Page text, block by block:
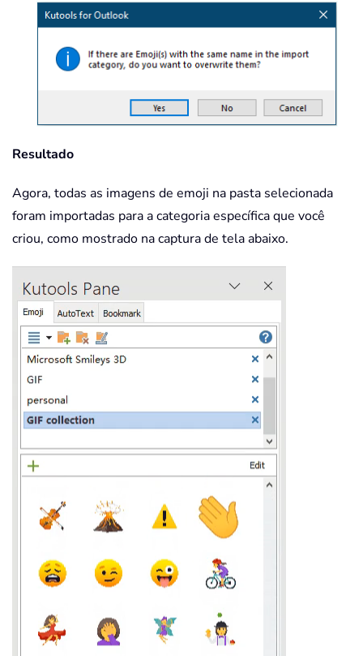
Resultado
Agora, todas as imagens de emoji na pasta selecionada
foram importadas para a categoria específica que você
criou, como mostrado na captura de tela abaixo.